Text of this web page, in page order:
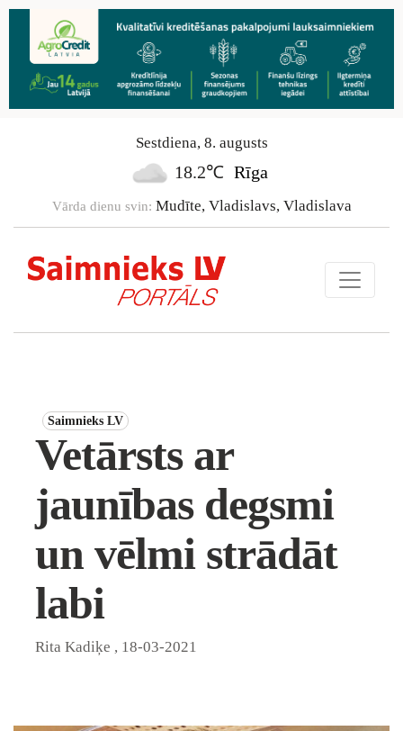
Sestdiena, 8. augusts
18.2℃ Rīga
Vārda dienu svin: Mudīte, Vladislavs, Vladislava
Saimnieks LV
Vetārsts ar
jaunības degsmi
un vēlmi strādāt
labi
Rita Kadiķe , 18-03-2021